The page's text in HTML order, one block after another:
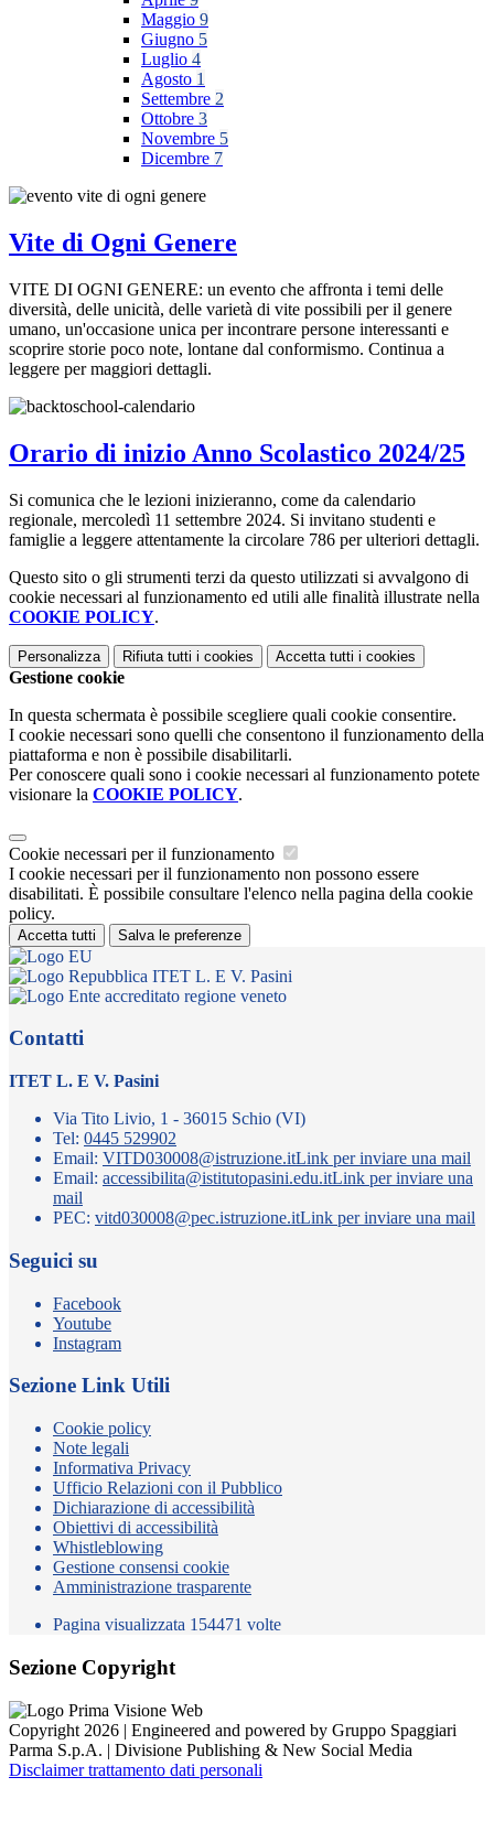
Maggio 9
Giugno 5
Luglio 4
Agosto 1
Settembre 2
Ottobre 3
Novembre 5
Dicembre 7
Vite di Ogni Genere
VITE DI OGNI GENERE: un evento che affronta i temi delle
diversità, delle unicità, delle varietà di vite possibili per il genere
umano, un'occasione unica per incontrare persone interessanti e
scoprire storie poco note, lontane dal conformismo. Continua a
leggere per maggiori dettagli.
Orario di inizio Anno Scolastico 2024/25
Si comunica che le lezioni inizieranno, come da calendario
regionale, mercoledì 11 settembre 2024. Si invitano studenti e
famiglie a leggere attentamente la circolare 786 per ulteriori dettagli.
Questo sito o gli strumenti terzi da questo utilizzati si avvalgono di
cookie necessari al funzionamento ed utili alle finalità illustrate nella
COOKIE POLICY.
Personalizza Rifiuta tutti i cookies Accetta tutti i cookies
Gestione cookie
In questa schermata è possibile scegliere quali cookie consentire.
I cookie necessari sono quelli che consentono il funzionamento della
piattaforma e non è possibile disabilitarli.
Per conoscere quali sono i cookie necessari al funzionamento potete
visionare la COOKIE POLICY.
Cookie necessari per il funzionamento
I cookie necessari per il funzionamento non possono essere
disabilitati. È possibile consultare l'elenco nella pagina della cookie
policy.
Accetta tutti Salva le preferenze
ITET L. E V. Pasini
Contatti
ITET L. E V. Pasini
Via Tito Livio, 1 - 36015 Schio (VI)
Tel: 0445 529902
Email: VITD030008@istruzione.itLink per inviare una mail
Email: accessibilita@istitutopasini.edu.itLink per inviare una
mail
PEC: vitd030008@pec.istruzione.itLink per inviare una mail
Seguici su
Facebook
Youtube
Instagram
Sezione Link Utili
Cookie policy
Note legali
Informativa Privacy
Ufficio Relazioni con il Pubblico
Dichiarazione di accessibilità
Obiettivi di accessibilità
Whistleblowing
Gestione consensi cookie
Amministrazione trasparente
Pagina visualizzata 154471 volte
Sezione Copyright
Copyright 2026 | Engineered and powered by Gruppo Spaggiari
Parma S.p.A. | Divisione Publishing & New Social Media
Disclaimer trattamento dati personali